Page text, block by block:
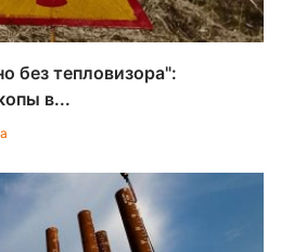
без тепловизора":
в...